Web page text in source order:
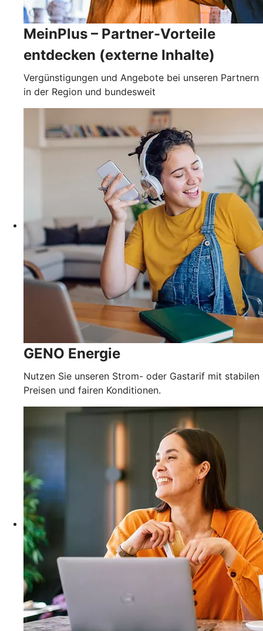
MeinPlus – Partner-Vorteile
entdecken (externe Inhalte)
Vergünstigungen und Angebote bei unseren Partnern
in der Region und bundesweit
GENO Energie
Nutzen Sie unseren Strom- oder Gastarif mit stabilen
Preisen und fairen Konditionen.